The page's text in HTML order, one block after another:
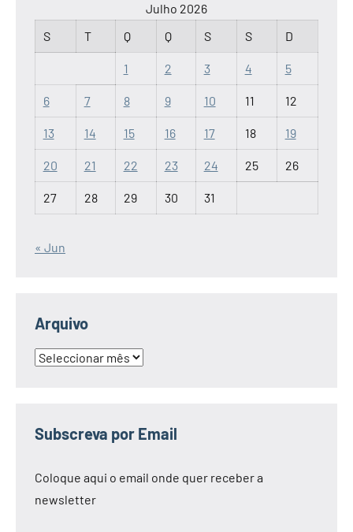
Julho 2026
S
T Q Q S S D
1 2 3 4 5
6 7 8 9 10 11 12
13 14 15 16 17 18 19
20 21 22 23 24 25 26
27 28 29 30 31
« Jun
Arquivo
Arquivo
Subscreva por Email
Coloque aqui o email onde quer receber a
newsletter